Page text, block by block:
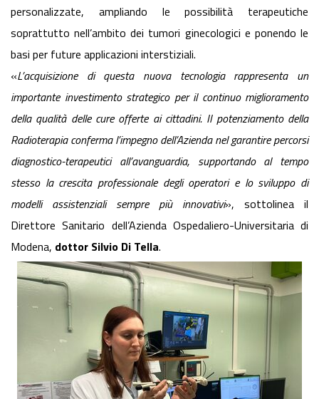
personalizzate, ampliando le possibilità terapeutiche
soprattutto nell’ambito dei tumori ginecologici e ponendo le
basi per future applicazioni interstiziali.
«L’acquisizione di questa nuova tecnologia rappresenta un
importante investimento strategico per il continuo miglioramento
della qualità delle cure offerte ai cittadini. Il potenziamento della
Radioterapia conferma l’impegno dell’Azienda nel garantire percorsi
diagnostico-terapeutici all’avanguardia, supportando al tempo
stesso la crescita professionale degli operatori e lo sviluppo di
modelli assistenziali sempre più innovativi», sottolinea il
Direttore Sanitario dell’Azienda Ospedaliero-Universitaria di
Modena, dottor Silvio Di Tella.